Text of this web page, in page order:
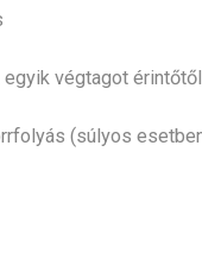
egyik végtagot
(súlyos